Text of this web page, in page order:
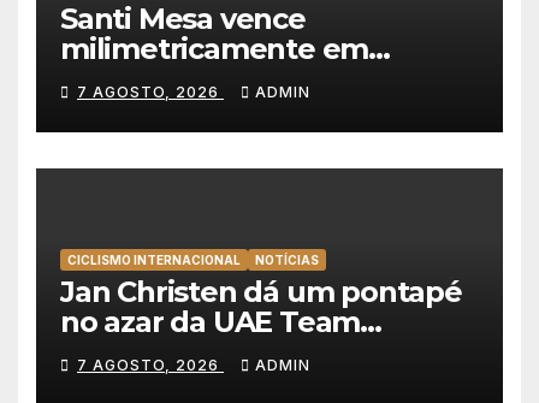
Santi Mesa vence
milimetricamente em
Albufeira, Rui Oliveira
mantém a amarela da Volta a
Portugal
7 AGOSTO, 2026 ADMIN
CICLISMO INTERNACIONAL NOTÍCIAS
Jan Christen dá um pontapé
no azar da UAE Team
Emirates e vence na Volta a
Polónia
7 AGOSTO, 2026 ADMIN